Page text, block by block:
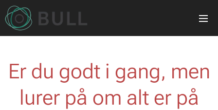
Er du godt i gang, men
lurer på om alt er på